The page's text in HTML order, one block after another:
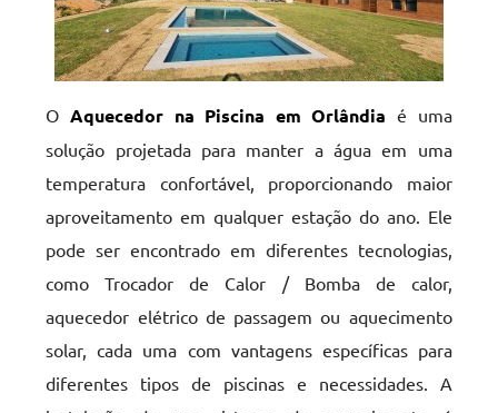
O Aquecedor na Piscina em Orlândia é uma
solução projetada para manter a água em uma
temperatura confortável, proporcionando maior
aproveitamento em qualquer estação do ano. Ele
pode ser encontrado em diferentes tecnologias,
como Trocador de Calor / Bomba de calor,
aquecedor elétrico de passagem ou aquecimento
solar, cada uma com vantagens específicas para
diferentes tipos de piscinas e necessidades. A